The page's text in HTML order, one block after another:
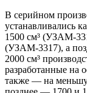
В серийном
устанавливались
1500 см³ (УЗАМ-
(УЗАМ-3317), а
2000 см³
разработанные на
также — на